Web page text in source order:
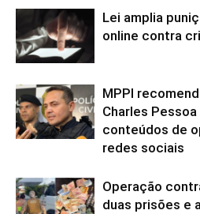
Lei amplia
online contra
MPPI
Charles
conteúdos de
redes sociais
Operação
duas prisões e